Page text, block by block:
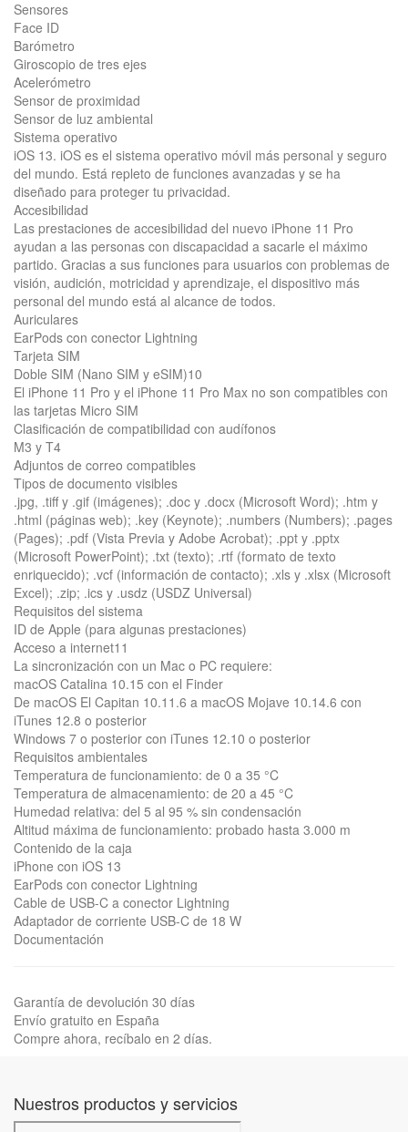
Sensores
Face ID
Barómetro
Giroscopio de tres ejes
Acelerómetro
Sensor de proximidad
Sensor de luz ambiental
Sistema operativo
iOS 13. iOS es el sistema operativo móvil más personal y seguro
del mundo. Está repleto de funciones avanzadas y se ha
diseñado para proteger tu privacidad.
Accesibilidad
Las prestaciones de accesibilidad del nuevo iPhone 11 Pro
ayudan a las personas con discapacidad a sacarle el máximo
partido. Gracias a sus funciones para usuarios con problemas de
visión, audición, motricidad y aprendizaje, el dispositivo más
personal del mundo está al alcance de todos.
Auriculares
EarPods con conector Lightning
Tarjeta SIM
Doble SIM (Nano SIM y eSIM)10
El iPhone 11 Pro y el iPhone 11 Pro Max no son compatibles con
las tarjetas Micro SIM
Clasificación de compati­bilidad con audífonos
M3 y T4
Adjuntos de correo compatibles
Tipos de documento visibles
.jpg, .tiff y .gif (imágenes); .doc y .docx (Microsoft Word); .htm y
.html (páginas web); .key (Keynote); .numbers (Numbers); .pages
(Pages); .pdf (Vista Previa y Adobe Acrobat); .ppt y .pptx
(Microsoft PowerPoint); .txt (texto); .rtf (formato de texto
enriquecido); .vcf (información de contacto); .xls y .xlsx (Microsoft
Excel); .zip; .ics y .usdz (USDZ Universal)
Requisitos del sistema
ID de Apple (para algunas prestaciones)
Acceso a internet11
La sincronización con un Mac o PC requiere:
macOS Catalina 10.15 con el Finder
De macOS El Capitan 10.11.6 a macOS Mojave 10.14.6 con
iTunes 12.8 o posterior
Windows 7 o posterior con iTunes 12.10 o posterior
Requisitos ambientales
Temperatura de funcionamiento: de 0 a 35 °C
Temperatura de almacena­miento: de 20 a 45 °C
Humedad relativa: del 5 al 95 % sin condensación
Altitud máxima de funcionamiento: probado hasta 3.000 m
Contenido de la caja
iPhone con iOS 13
EarPods con conector Lightning
Cable de USB-C a conector Lightning
Adaptador de corriente USB-C de 18 W
Documentación
Garantía de devolución 30 días
Envío gratuito en España
Compre ahora, recíbalo en 2 días.
Nuestros productos y servicios